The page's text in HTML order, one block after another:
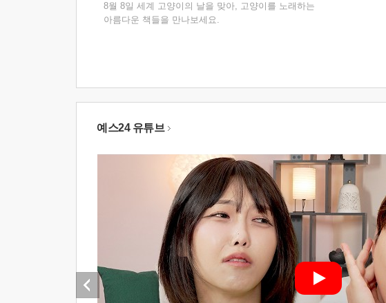
8월 8일 세계 고양이의 날을 맞아, 고양이를 노래하는
아름다운 책들을 만나보세요.
예스24 유튜브